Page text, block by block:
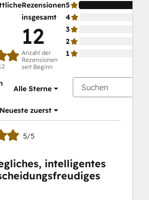
Rezensionen
insgesamt
12
Anzahl der
Rezensionen
seit Beginn
5
4
3
2
1
Alle Sterne
Neueste zuerst
5/5
intelligentes